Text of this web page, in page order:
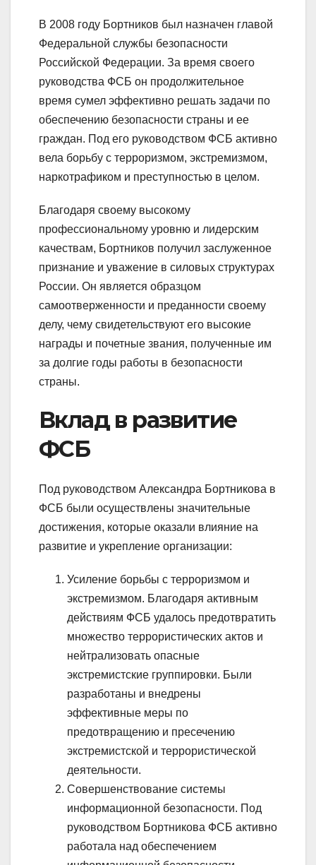
В 2008 году Бортников был назначен главой
Федеральной службы безопасности
Российской Федерации. За время своего
руководства ФСБ он продолжительное
время сумел эффективно решать задачи по
обеспечению безопасности страны и ее
граждан. Под его руководством ФСБ активно
вела борьбу с терроризмом, экстремизмом,
наркотрафиком и преступностью в целом.
Благодаря своему высокому
профессиональному уровню и лидерским
качествам, Бортников получил заслуженное
признание и уважение в силовых структурах
России. Он является образцом
самоотверженности и преданности своему
делу, чему свидетельствуют его высокие
награды и почетные звания, полученные им
за долгие годы работы в безопасности
страны.
Вклад в развитие
ФСБ
Под руководством Александра Бортникова в
ФСБ были осуществлены значительные
достижения, которые оказали влияние на
развитие и укрепление организации:
Усиление борьбы с терроризмом и
экстремизмом. Благодаря активным
действиям ФСБ удалось предотвратить
множество террористических актов и
нейтрализовать опасные
экстремистские группировки. Были
разработаны и внедрены
эффективные меры по
предотвращению и пресечению
экстремистской и террористической
деятельности.
Совершенствование системы
информационной безопасности. Под
руководством Бортникова ФСБ активно
работала над обеспечением